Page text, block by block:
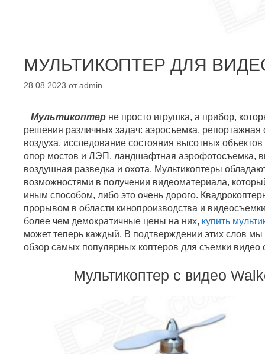
МУЛЬТИКОПТЕР ДЛЯ
28.08.2023 от admin
Мультикоптер не просто игрушка, а прибор,
решения различных задач: аэросъемка,
воздуха, исследование состояния высотных
опор мостов и ЛЭП, ландшафтная аэрофотосъемка,
воздушная разведка и охота. Мультикоптеры
возможностями в получении видеоматериала,
иным способом, либо это очень дорого.
прорывом в области кинопроизводства и
более чем демократичные цены на них, купить
может теперь каждый. В подтверждении этих слов
обзор самых популярных коптеров для съемки видео
Мультикоптер с видео